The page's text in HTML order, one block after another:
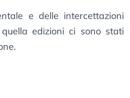
e delle intercettazioni
edizioni ci sono stati